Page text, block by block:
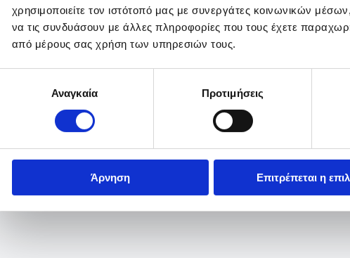
χρησιμοποιείτε τον ιστότοπό μας με συνεργάτες κοινωνικών
να τις συνδυάσουν με άλλες πληροφορίες που τους έχετε
από μέρους σας χρήση των υπηρεσιών τους.
συγκατάθεσηςΑναγκαία Προτιμήσεις
Άρνηση Επιτρέπεται η